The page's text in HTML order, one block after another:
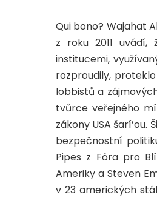
Qui bono? Wajahat
z roku 2011
institucemi,
rozproudily,
lobbistů a
tvůrce veřejného
zákony USA
bezpečnostní
Pipes z Fóra pro
Ameriky a Steven
v 23 amerických